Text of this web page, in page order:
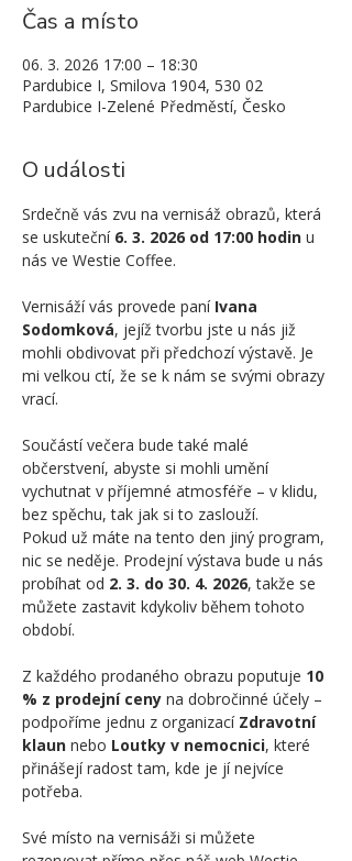
Čas a místo
06. 3. 2026 17:00 – 18:30
Pardubice I, Smilova 1904, 530 02
Pardubice I-Zelené Předměstí, Česko
O události
Srdečně vás zvu na vernisáž obrazů, která
se uskuteční 6. 3. 2026 od 17:00 hodin u
nás ve Westie Coffee.
Vernisáží vás provede paní Ivana
Sodomková, jejíž tvorbu jste u nás již
mohli obdivovat při předchozí výstavě. Je
mi velkou ctí, že se k nám se svými obrazy
vrací.
Součástí večera bude také malé
občerstvení, abyste si mohli umění
vychutnat v příjemné atmosféře – v klidu,
bez spěchu, tak jak si to zaslouží.
Pokud už máte na tento den jiný program,
nic se neděje. Prodejní výstava bude u nás
probíhat od 2. 3. do 30. 4. 2026, takže se
můžete zastavit kdykoliv během tohoto
období.
Z každého prodaného obrazu poputuje 10
% z prodejní ceny na dobročinné účely –
podpoříme jednu z organizací Zdravotní
klaun nebo Loutky v nemocnici, které
přinášejí radost tam, kde je jí nejvíce
potřeba.
Své místo na vernisáži si můžete